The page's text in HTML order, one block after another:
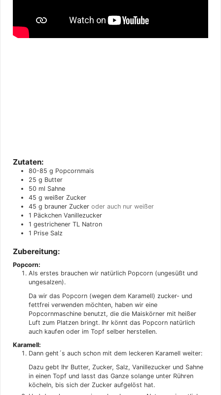
Zutaten:
80-85 g Popcornmais
25 g Butter
50 ml Sahne
45 g weißer Zucker
45 g brauner Zucker oder auch nur weißer
1 Päckchen Vanillezucker
1 gestrichener TL Natron
1 Prise Salz
Zubereitung:
Popcorn:
Als erstes brauchen wir natürlich Popcorn (ungesüßt und
ungesalzen).
Da wir das Popcorn (wegen dem Karamell) zucker- und
fettfrei verwenden möchten, haben wir eine
Popcornmaschine benutzt, die die Maiskörner mit heißer
Luft zum Platzen bringt. Ihr könnt das Popcorn natürlich
auch kaufen oder im Topf selber herstellen.
Karamell:
Dann geht´s auch schon mit dem leckeren Karamell weiter:
Dazu gebt Ihr Butter, Zucker, Salz, Vanillezucker und Sahne
in einen Topf und lasst das Ganze solange unter Rühren
köcheln, bis sich der Zucker aufgelöst hat.